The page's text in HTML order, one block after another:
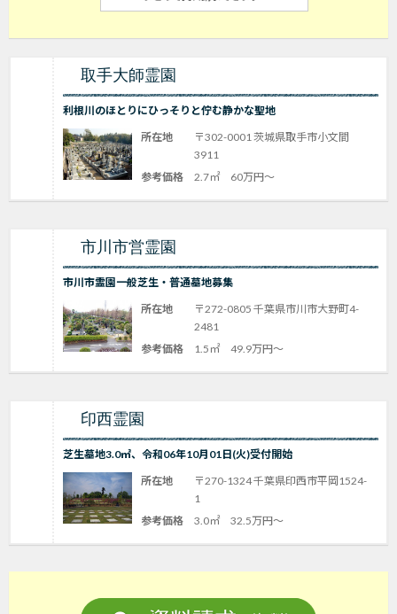
取手大師霊園
利根川のほとりにひっそりと佇む静かな聖地
所在地
〒302-0001 茨城県取手市小文間
3911
参考価格
2.7㎡ 60万円～
市川市営霊園
市川市霊園一般芝生・普通墓地募集
所在地
〒272-0805 千葉県市川市大野町4-
2481
参考価格
1.5㎡ 49.9万円～
印西霊園
芝生墓地3.0㎡、令和06年10月01日(火)受付開始
所在地
〒270-1324 千葉県印西市平岡1524-
1
参考価格
3.0㎡ 32.5万円～